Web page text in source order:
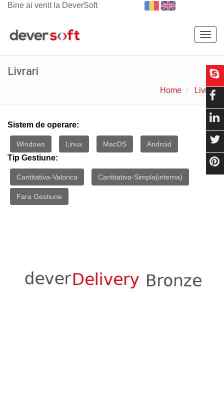
Bine ai venit la DeverSoft
Livrari
Home Livrari
Sistem de operare:
Windows Linux MacOS Android
Tip Gestiune:
Cantitativa-Valorica Cantitativa-Simpla(interna)
Fara Gestiune